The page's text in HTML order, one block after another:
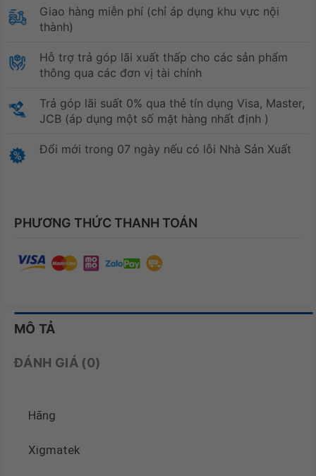
Giao hàng miễn phí (chỉ áp dụng khu vực nội
thành)
Hỗ trợ trả góp lãi xuất thấp cho các sản phẩm
thông qua các đơn vị tài chính
Trả góp lãi suất 0% qua thẻ tín dụng Visa, Master,
JCB (áp dụng một số mặt hàng nhất định )
Đổi mới trong 07 ngày nếu có lỗi Nhà Sản Xuất
PHƯƠNG THỨC THANH TOÁN
MÔ TẢ
ĐÁNH GIÁ (0)
Hãng
Xigmatek